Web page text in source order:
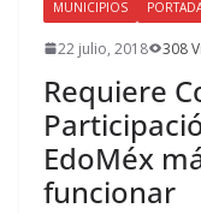
MUNICIPIOS
22 julio, 2018 308
Requiere
EdoMéx
funcionar